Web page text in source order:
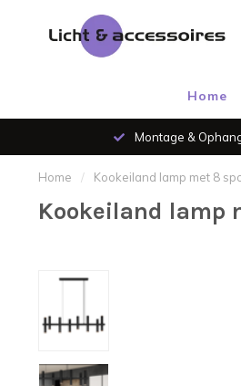
Home
Montage &
Home / Kookeiland lamp met 8
Kookeiland lamp